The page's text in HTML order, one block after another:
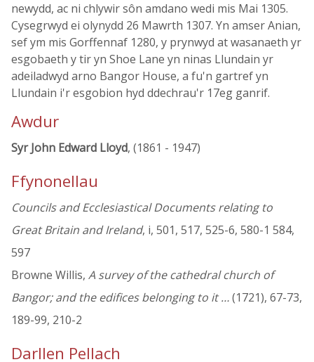
newydd, ac ni chlywir sôn amdano wedi mis Mai 1305.
Cysegrwyd ei olynydd 26 Mawrth 1307. Yn amser Anian,
sef ym mis Gorffennaf 1280, y prynwyd at wasanaeth yr
esgobaeth y tir yn Shoe Lane yn ninas Llundain yr
adeiladwyd arno Bangor House, a fu'n gartref yn
Llundain i'r esgobion hyd ddechrau'r 17eg ganrif.
Awdur
Syr John Edward Lloyd, (1861 - 1947)
Ffynonellau
Councils and Ecclesiastical Documents relating to
Great Britain and Ireland, i, 501, 517, 525-6, 580-1 584,
597
Browne Willis, A survey of the cathedral church of
Bangor; and the edifices belonging to it …(1721), 67-73,
189-99, 210-2
Darllen Pellach